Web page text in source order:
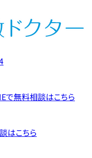
で無料相談はこちら
はこちら